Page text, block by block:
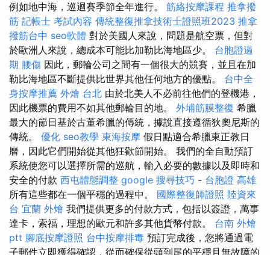
例如地中海，巡迴賽季節全年進行。 筋絡按摩課程 推拿撥
筋 記帳士 考試內容 傳統整復推拿技術士證照班2023 推拿
撥筋台中 seo軟體 對於美國人來說，問題是航空票，但對
於歐洲人來說，總成本可能比加勒比海地區少。 台胞證過
期 腰傷 因此，郵輪公司之間有一個很大的競賽，並且在加
勒比海地區不斷提供比世界其他任何地方的優點。 台中全
身按摩推薦 外燴 台北 由於北美人不必前往他們的登機港，
因此機票的費用不如其他郵輪目的地。 外埔筋膜整復 希臘
最大的節日基於古董希臘的傳統，據說直接遵循狄奧尼斯的
傳統。 優化 seo教學 東海按摩 假日點適合希臘東正教日
曆，因此它們開始從其他狂歡節開始。 我們的全自動預訂
系統使您可以選擇所需的巡航，輸入必要的數據以及即時和
安全的付款 西屯體態調整 google 搜尋技巧 - 台胞證 高雄
所有這些都在一個平穩的過程中。 國際整復師證照 陸資來
台 宜蘭 外燴 我們提供更多的付款方式，包括以簽證，萬事
達卡，索福，理想的歐元和許多其他貨幣付款。 台南 外燴
ptt 腳底按摩證照 台中按摩排毒 預訂完成後，您將通過電
子郵件立即獲得確認，從而確保從頭到尾的平穩且無故障的